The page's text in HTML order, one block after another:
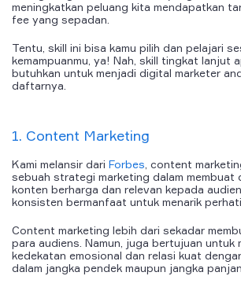
meningkatkan peluang kita mendapatkan
fee yang sepadan.
Tentu, skill ini bisa kamu pilih dan pelajari
kemampuanmu, ya! Nah, skill tingkat lanjut
butuhkan untuk menjadi digital marketer
daftarnya.
1. Content Marketing
Kami melansir dari Forbes content
sebuah strategi marketing dalam membuat
konten berharga dan relevan kepada
konsisten bermanfaat untuk menarik
Content marketing lebih dari sekadar
para audiens. Namun, juga bertujuan untuk
kedekatan emosional dan relasi kuat
dalam jangka pendek maupun jangka